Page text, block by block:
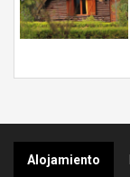
Alojamiento